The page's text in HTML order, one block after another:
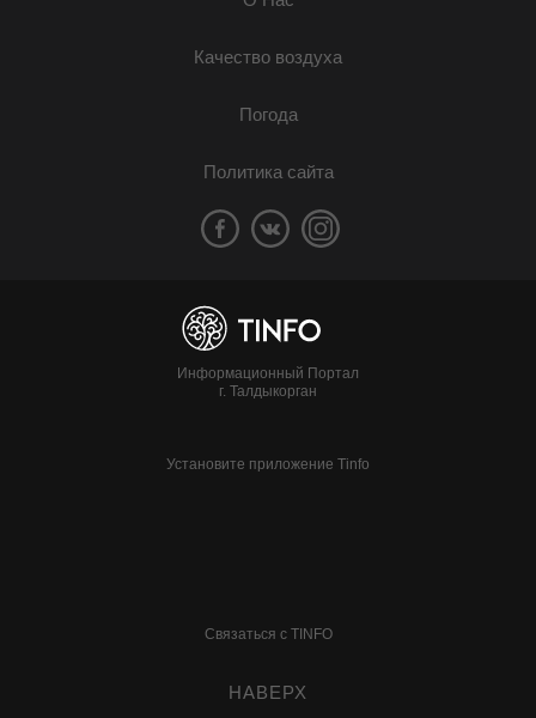
Качество воздуха
Погода
Политика сайта
Информационный Портал
г. Талдыкорган
Установите приложение Tinfo
Связаться с TINFO
НАВЕРХ